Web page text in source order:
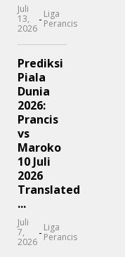
Juli
13,
2026
- Liga
Perancis
Prediksi
Piala
Dunia
2026:
Prancis
vs
Maroko
10 Juli
2026
Translated
...
Juli
7,
2026
- Liga
Perancis